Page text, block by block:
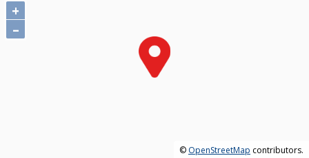
+
–
© OpenStreetMap contributors.